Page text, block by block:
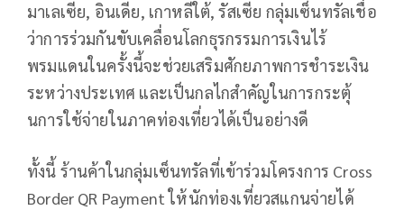
มาเลเซีย, อินเดีย, เกาหลีใต้, รัสเซีย กลุ่มเซ็นทรัลเชื่อ
ว่าการร่วมกันขับเคลื่อนโลกธุรกรรมการเงินไร้
พรมแดนในครั้งนี้จะช่วยเสริมศักยภาพการชำระเงิน
ระหว่างประเทศ และเป็นกลไกสำคัญในการกระตุ้
นการใช้จ่ายในภาคท่องเที่ยวได้เป็นอย่างดี
ทั้งนี้ ร้านค้าในกลุ่มเซ็นทรัลที่เข้าร่วมโครงการ Cross
Border QR Payment ให้นักท่องเที่ยวสแกนจ่ายได้